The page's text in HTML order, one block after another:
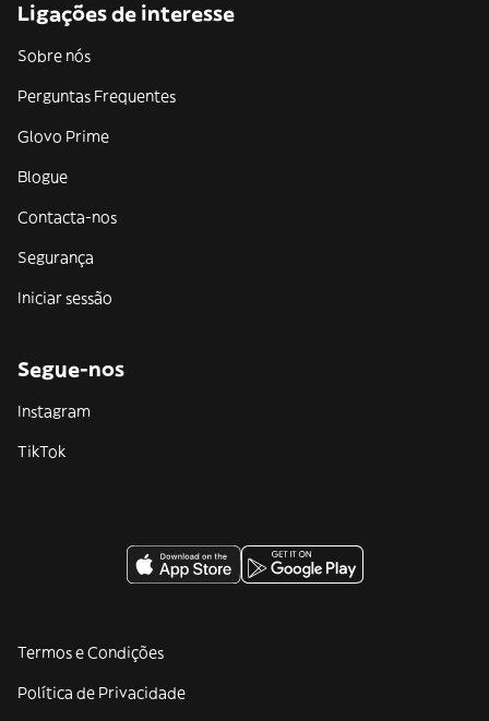
Ligações de interesse
Sobre nós
Perguntas Frequentes
Glovo Prime
Blogue
Contacta-nos
Segurança
Iniciar sessão
Segue-nos
Instagram
TikTok
Termos e Condições
Política de Privacidade